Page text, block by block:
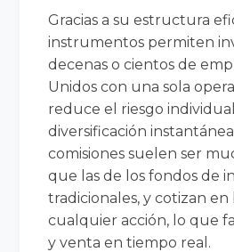
Gracias a su estructura
instrumentos permiten
decenas o cientos de
Unidos con una sola
reduce el riesgo
diversificación
comisiones suelen ser
que las de los fondos de
tradicionales, y cotizan en
cualquier acción, lo que
y venta en tiempo real.